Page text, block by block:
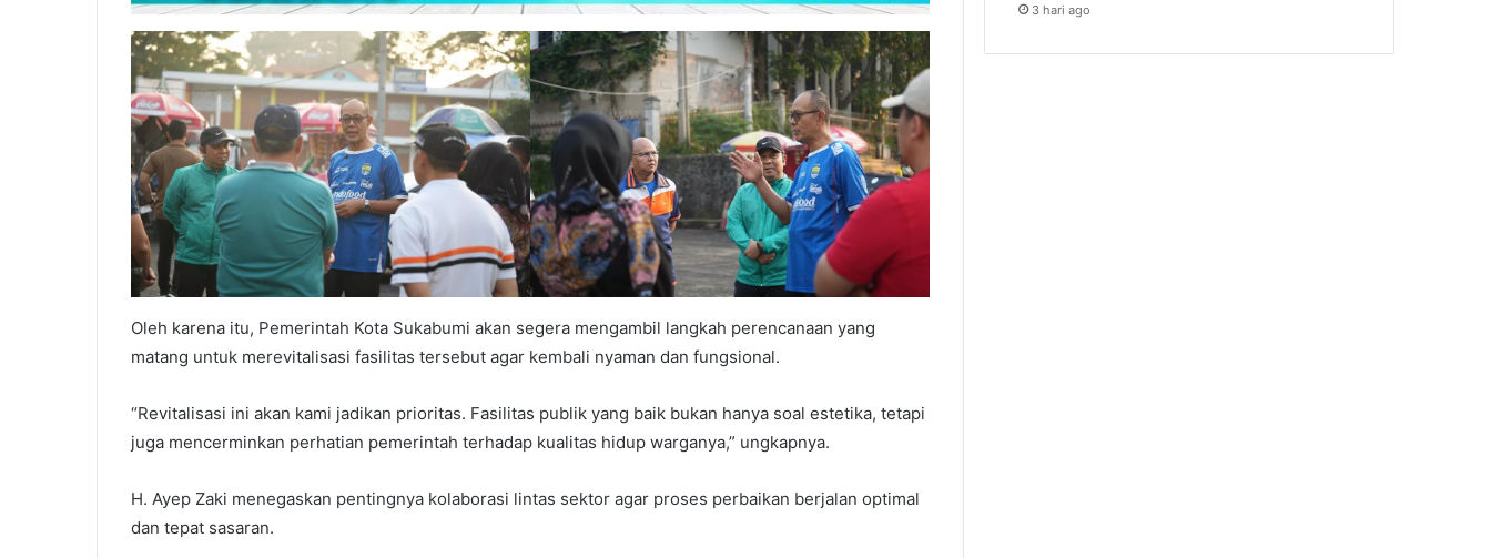
Oleh karena itu, Pemerintah Kota Sukabumi akan segera mengambil langkah perencanaan yang
matang untuk merevitalisasi fasilitas tersebut agar kembali nyaman dan fungsional.
“Revitalisasi ini akan kami jadikan prioritas. Fasilitas publik yang baik bukan hanya soal estetika, tetapi
juga mencerminkan perhatian pemerintah terhadap kualitas hidup warganya,” ungkapnya.
H. Ayep Zaki menegaskan pentingnya kolaborasi lintas sektor agar proses perbaikan berjalan optimal
dan tepat sasaran.
3 hari ago